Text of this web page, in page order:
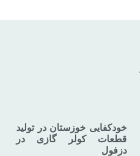
خودکفایی خوزستان در تولید
قطعات کولر گازی در
دزفول